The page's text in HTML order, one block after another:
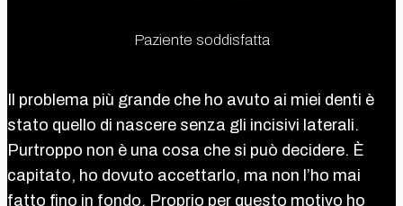
Paziente soddisfatta
Il problema più grande che ho avuto ai miei denti è
stato quello di nascere senza gli incisivi laterali.
Purtroppo non è una cosa che si può decidere. È
capitato, ho dovuto accettarlo, ma non l’ho mai
fatto fino in fondo. Proprio per questo motivo ho